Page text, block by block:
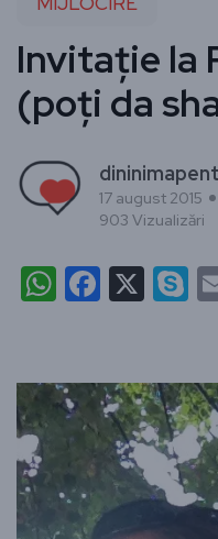
Invitație la
(poți da
17 august 2015
903 Vizualizări
X